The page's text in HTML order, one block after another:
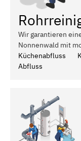
Wir garantieren
Nonnenwald mit
Küchenabfluss
Abfluss